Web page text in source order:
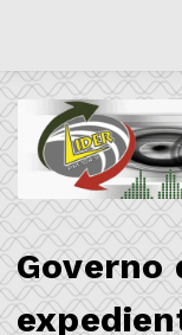
Governo